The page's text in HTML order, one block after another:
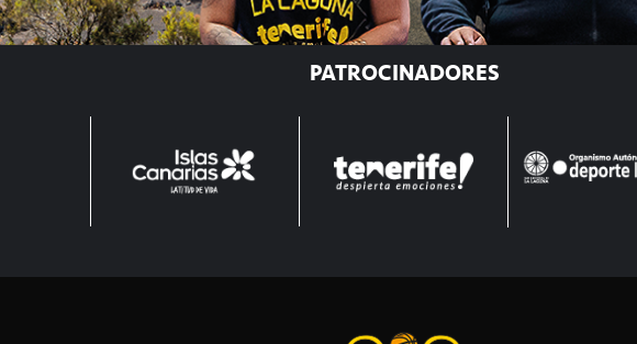
PATROCINADORES